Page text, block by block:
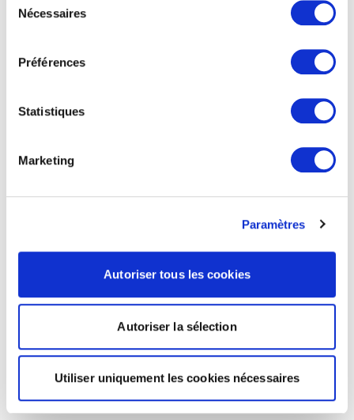
Nécessaires
Préférences
Statistiques
Marketing
Paramètres
Autoriser tous les cookies
Autoriser la sélection
Utiliser uniquement les cookies nécessaires